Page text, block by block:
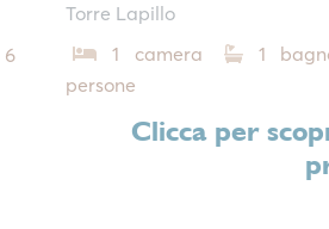
6
Torre Lapillo
1 camera
1
persone
Clicca per